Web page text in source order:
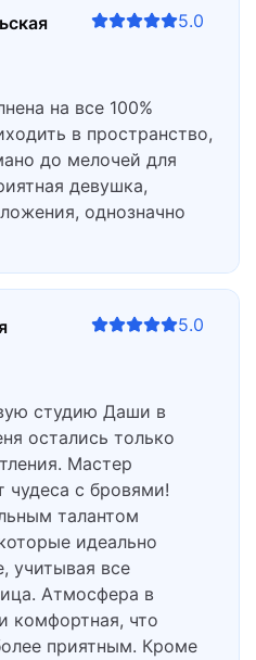
5.0
на все 100%
в пространство,
до мелочей для
девушка,
однозначно
5.0
студию Даши в
остались только
Мастер
чудеса с бровями!
талантом
идеально
учитывая все
Атмосфера в
комфортная, что
приятным. Кроме